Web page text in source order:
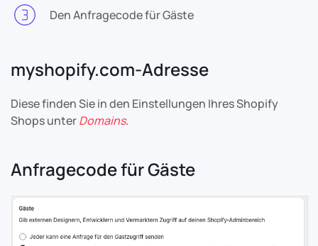
Den Anfragecode für Gäste
myshopify.com-Adresse
Diese finden Sie in den Einstellungen Ihres Shopify
Shops unterDomains.
Anfragecode für Gäste